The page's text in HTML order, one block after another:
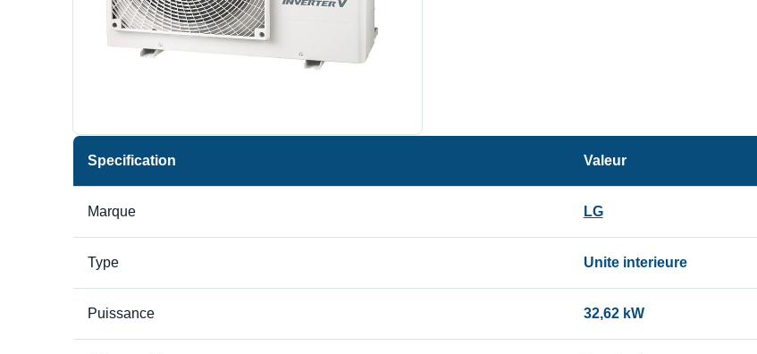
Specification Valeur
Marque LG
Type Unite interieure
Puissance 32,62 kW